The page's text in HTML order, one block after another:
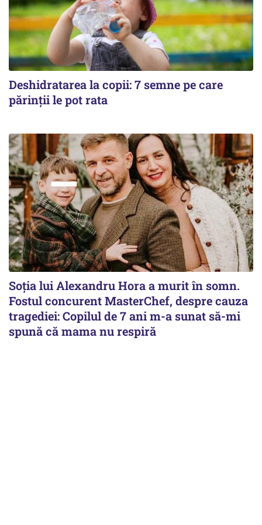
Deshidratarea la copii: 7 semne pe care
părinții le pot rata
Soția lui Alexandru Hora a murit în somn.
Fostul concurent MasterChef, despre cauza
tragediei: Copilul de 7 ani m-a sunat să-mi
spună că mama nu respiră